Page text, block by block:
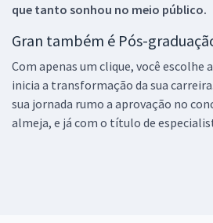
que tanto sonhou no meio público.
Gran também é Pós-
Com apenas um clique, você escolhe
inicia a transformação da sua
sua jornada rumo a aprovação no
almeja, e já com o título de